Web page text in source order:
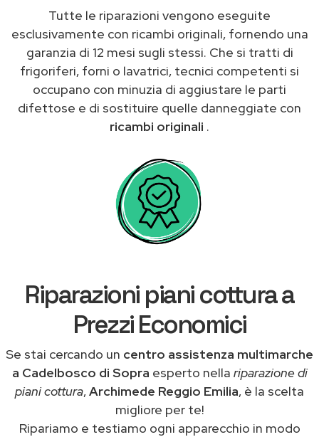
Tutte le riparazioni vengono eseguite
esclusivamente con ricambi originali, fornendo una
garanzia di 12 mesi sugli stessi. Che si tratti di
frigoriferi, forni o lavatrici, tecnici competenti si
occupano con minuzia di aggiustare le parti
difettose e di sostituire quelle danneggiate con
ricambi originali .
Riparazioni piani cottura a
Prezzi Economici
Se stai cercando un centro assistenza multimarche
a Cadelbosco di Sopra esperto nella riparazione di
piani cottura,Archimede Reggio Emilia, è la scelta
migliore per te!
Ripariamo e testiamo ogni apparecchio in modo